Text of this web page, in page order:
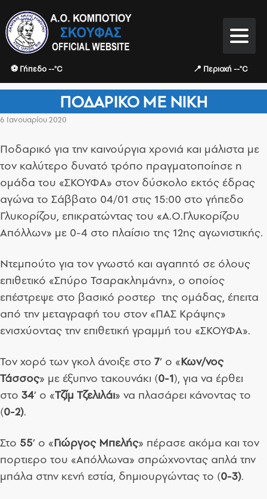
⚽ Γήπεδο --°C 📍 Περιοχή --°C
ΠΟΔΑΡΙΚΌ ΜΕ ΝΊΚΗ
6 Ιανουαρίου 2020
Ποδαρικό για την καινούργια χρονιά και μάλιστα με
τον καλύτερο δυνατό τρόπο πραγματοποίησε η
ομάδα του «ΣΚΟΥΦΑ» στον δύσκολο εκτός έδρας
αγώνα το Σάββατο 04/01 στις 15:00 στο γήπεδο
Γλυκορίζου, επικρατώντας του «Α.Ο.Γλυκορίζου
Απόλλων» με 0-4 στο πλαίσιο της 12ης αγωνιστικής.
Ντεμπούτο για τον γνωστό και αγαπητό σε όλους
επιθετικό «Σπύρο Τσαρακλημάνη», ο οποίος
επέστρεψε στο βασικό ροστερ της ομάδας, έπειτα
από την μεταγραφή του στον «ΠΑΣ Κράψης»
ενισχύοντας την επιθετική γραμμή του «ΣΚΟΥΦΑ».
Τον χορό των γκολ άνοιξε στο 7’ ο «Κων/νος
Τάσσος» με έξυπνο τακουνάκι (0-1), για να έρθει
στο 34’ ο «Τζίμ Τζελιλάι» να πλασάρει κάνοντας το
(0-2).
Στο 55’ ο «Γιώργος Μπελής» πέρασε ακόμα και τον
πορτιερο του «Απόλλωνα» σπρώχνοντας απλά την
μπάλα στην κενή εστία, δημιουργώντας το (0-3).